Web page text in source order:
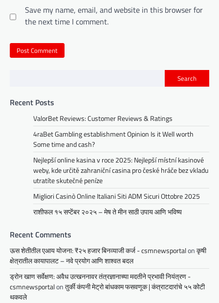
Save my name, email, and website in this browser for
the next time I comment.
Search
Recent Posts
ValorBet Reviews: Customer Reviews & Ratings
4raBet Gambling establishment Opinion Is it Well worth
Some time and cash?
Nejlepší online kasina v roce 2025: Nejlepší místní kasinové
weby, kde určitě zahraniční casina pro české hráče bez vkladu
utratíte skutečné peníze
Migliori Casinò Online Italiani Siti ADM Sicuri Ottobre 2025
राशीफल १५ सप्टेंबर २०२५ – मेष ते मीन साठी उपाय आणि भविष्य
Recent Comments
ऊस शेतीतील एआय योजना: ₹२५ हजार बिनव्याजी कर्ज - csmnewsportalonकृषी
क्षेत्रातील कायापालट – नवे प्रयोग आणि शाश्वत बदल
ड्रोन खाण सर्वेक्षण: अवैध उत्खननावर तंत्रज्ञानाच्या मदतीने प्रभावी नियंत्रण -
csmnewsportalonतुर्की कंपनी मेट्रो बांधकाम फसवणूक | कंत्राटदारांचे ५५ कोटी
थकवले